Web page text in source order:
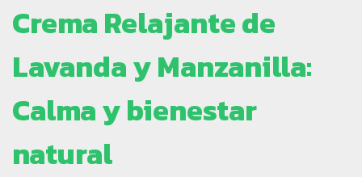
Crema Relajante de
Lavanda y Manzanilla:
Calma y bienestar
natural